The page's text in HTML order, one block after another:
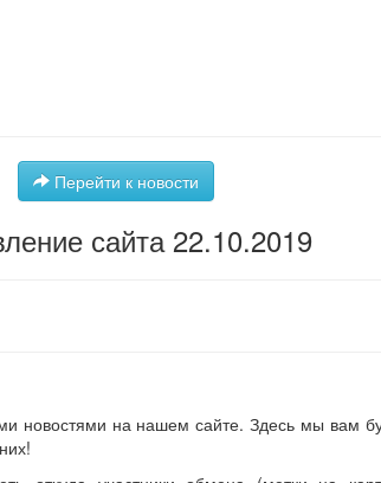
Перейти к новости
сайта 22.10.2019
новостями на нашем сайте. Здесь мы вам